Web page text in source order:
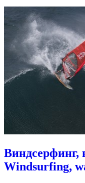
Виндсерфинг,
Windsurfing,